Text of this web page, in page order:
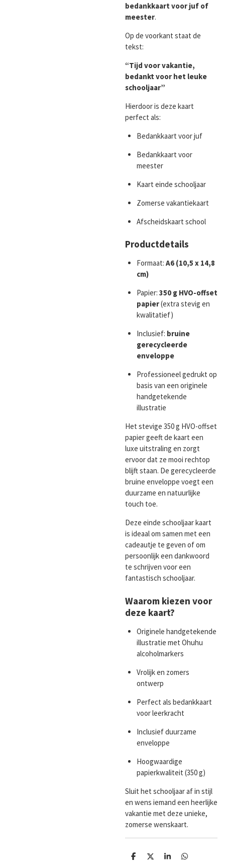
bedankkaart voor juf of
meester.
Op de voorkant staat de
tekst:
“Tijd voor vakantie,
bedankt voor het leuke
schooljaar”
Hierdoor is deze kaart
perfect als:
Bedankkaart voor juf
Bedankkaart voor
meester
Kaart einde schooljaar
Zomerse vakantiekaart
Afscheidskaart school
Productdetails
Formaat: A6 (10,5 x 14,8
cm)
Papier: 350 g HVO-offset
papier(extra stevig en
kwalitatief)
Inclusief: bruine
gerecycleerde
enveloppe
Professioneel gedrukt op
basis van een originele
handgetekende
illustratie
Het stevige 350 g HVO-offset
papier geeft de kaart een
luxe uitstraling en zorgt
ervoor dat ze mooi rechtop
blijft staan. De gerecycleerde
bruine enveloppe voegt een
duurzame en natuurlijke
touch toe.
Deze einde schooljaar kaart
is ideaal om samen met een
cadeautje te geven of om
persoonlijk een dankwoord
te schrijven voor een
fantastisch schooljaar.
Waarom kiezen voor
deze kaart?
Originele handgetekende
illustratie met Ohuhu
alcoholmarkers
Vrolijk en zomers
ontwerp
Perfect als bedankkaart
voor leerkracht
Inclusief duurzame
enveloppe
Hoogwaardige
papierkwaliteit (350 g)
Sluit het schooljaar af in stijl
en wens iemand een heerlijke
vakantie met deze unieke,
zomerse wenskaart.
D
D
S
D